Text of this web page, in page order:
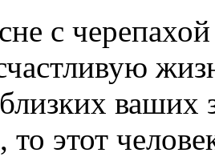
с
то этот